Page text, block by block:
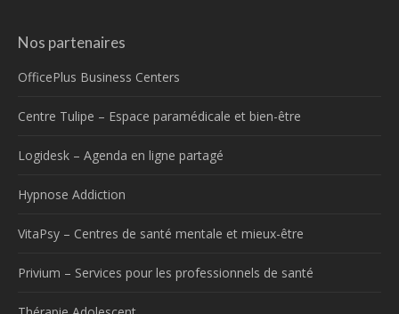
Nos partenaires
OfficePlus Business Centers
Centre Tulipe – Espace paramédicale et bien-être
Logidesk – Agenda en ligne partagé
Hypnose Addiction
VitaPsy – Centres de santé mentale et mieux-être
Privium – Services pour les professionnels de santé